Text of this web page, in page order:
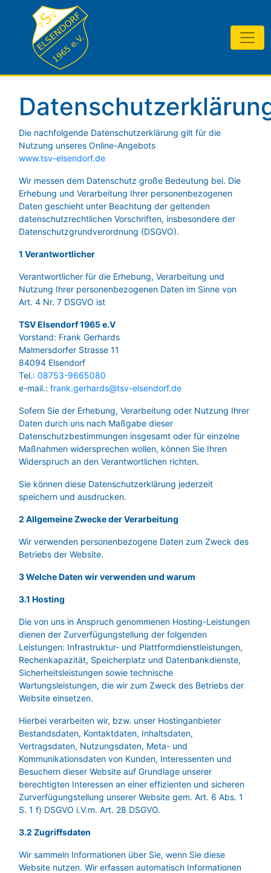
Die nachfolgende Datenschutzerklärung gilt für die
Nutzung unseres Online-Angebots
www.tsv-elsendorf.de
Wir messen dem Datenschutz große Bedeutung bei. Die
Erhebung und Verarbeitung Ihrer personenbezogenen
Daten geschieht unter Beachtung der geltenden
datenschutzrechtlichen Vorschriften, insbesondere der
Datenschutzgrundverordnung (DSGVO).
1 Verantwortlicher
Verantwortlicher für die Erhebung, Verarbeitung und
Nutzung Ihrer personenbezogenen Daten im Sinne von
Art. 4 Nr. 7 DSGVO ist
TSV Elsendorf 1965 e.V
Vorstand: Frank Gerhards
Malmersdorfer Strasse 11
84094 Elsendorf
Tel.: 08753-9665080
e-mail.: frank.gerhards@tsv-elsendorf.de
Sofern Sie der Erhebung, Verarbeitung oder Nutzung Ihrer
Daten durch uns nach Maßgabe dieser
Datenschutzbestimmungen insgesamt oder für einzelne
Maßnahmen widersprechen wollen, können Sie Ihren
Widerspruch an den Verantwortlichen richten.
Sie können diese Datenschutzerklärung jederzeit
speichern und ausdrucken.
2 Allgemeine Zwecke der Verarbeitung
Wir verwenden personenbezogene Daten zum Zweck des
Betriebs der Website.
3 Welche Daten wir verwenden und warum
3.1 Hosting
Die von uns in Anspruch genommenen Hosting-Leistungen
dienen der Zurverfügungstellung der folgenden
Leistungen: Infrastruktur- und Plattformdienstleistungen,
Rechenkapazität, Speicherplatz und Datenbankdienste,
Sicherheitsleistungen sowie technische
Wartungsleistungen, die wir zum Zweck des Betriebs der
Website einsetzen.
Hierbei verarbeiten wir, bzw. unser Hostinganbieter
Bestandsdaten, Kontaktdaten, Inhaltsdaten,
Vertragsdaten, Nutzungsdaten, Meta- und
Kommunikationsdaten von Kunden, Interessenten und
Besuchern dieser Website auf Grundlage unserer
berechtigten Interessen an einer effizienten und sicheren
Zurverfügungstellung unserer Website gem. Art. 6 Abs. 1
S. 1 f) DSGVO i.V.m. Art. 28 DSGVO.
3.2 Zugriffsdaten
Wir sammeln Informationen über Sie, wenn Sie diese
Website nutzen. Wir erfassen automatisch Informationen